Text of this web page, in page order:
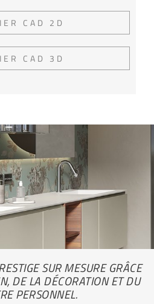
CAD 2D
CAD 3D
SUR MESURE GRÂCE
DE LA DÉCORATION ET DU
PERSONNEL.